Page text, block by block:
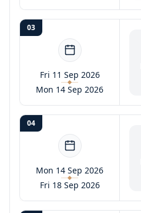
03
Fri 11 Sep 2026
Mon 14 Sep 2026
04
Mon 14 Sep 2026
Fri 18 Sep 2026